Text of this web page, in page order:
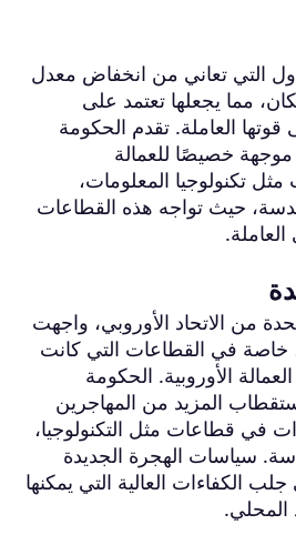
التي تعاني من انخفاض معدل
مما يجعلها تعتمد على
العاملة. تقدم الحكومة
موجهة خصيصًا للعمالة
تكنولوجيا المعلومات،
حيث تواجه هذه القطاعات
من الاتحاد الأوروبي، واجهت
خاصة في القطاعات التي كانت
الأوروبية. الحكومة
المزيد من المهاجرين
في قطاعات مثل التكنولوجيا،
سياسات الهجرة الجديدة
الكفاءات العالية التي يمكنها
المحلي.